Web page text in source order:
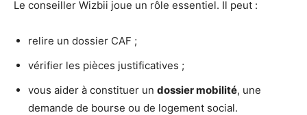
Le conseiller Wizbii joue un rôle essentiel. Il peut :
relire un dossier CAF ;
vérifier les pièces justificatives ;
vous aider à constituer un dossier mobilité, une
demande de bourse ou de logement social.